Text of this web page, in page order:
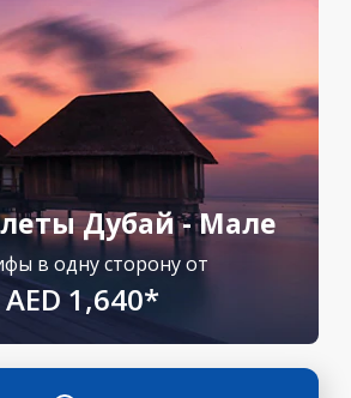
Дубай - Мале
в одну сторону от
AED 1,640*